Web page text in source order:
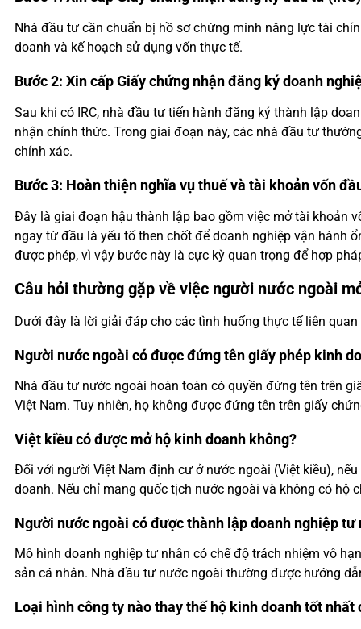
Nhà đầu tư cần chuẩn bị hồ sơ chứng minh năng lực tài
doanh và kế hoạch sử dụng vốn thực tế.
Bước 2: Xin cấp Giấy chứng nhận đăng ký doanh
Sau khi có IRC, nhà đầu tư tiến hành đăng ký thành lập
nhận chính thức. Trong giai đoạn này, các nhà đầu tư
chính xác.
Bước 3: Hoàn thiện nghĩa vụ thuế và tài khoản vốn
Đây là giai đoạn hậu thành lập bao gồm việc mở tài khoản
ngay từ đầu là yếu tố then chốt để doanh nghiệp vận hành
được phép, vì vậy bước này là cực kỳ quan trọng để hợp
Câu hỏi thường gặp về việc người nước ngoài
Dưới đây là lời giải đáp cho các tình huống thực tế liên
Người nước ngoài có được đứng tên giấy phép kinh
Nhà đầu tư nước ngoài hoàn toàn có quyền đứng tên trên
Việt Nam. Tuy nhiên, họ không được đứng tên trên giấy
Việt kiều có được mở hộ kinh doanh không?
Đối với người Việt Nam định cư ở nước ngoài (Việt kiều),
doanh. Nếu chỉ mang quốc tịch nước ngoài và không có hộ
Người nước ngoài có được thành lập doanh nghiệp tư
Mô hình doanh nghiệp tư nhân có chế độ trách nhiệm vô
sản cá nhân. Nhà đầu tư nước ngoài thường được hướng
Loại hình công ty nào thay thế hộ kinh doanh tốt nhất